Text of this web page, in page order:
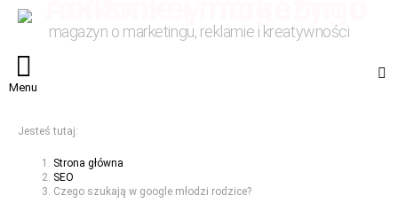
magazyn o marketingu, reklamie i kreatywności
Menu
Jesteś tutaj:
Strona główna
SEO
Czego szukają w google młodzi rodzice?